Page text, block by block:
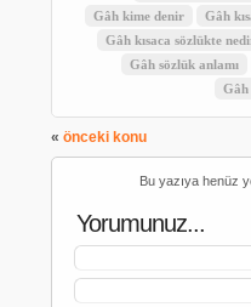
Gâh kime denir
Gâh
Gâh kısaca sözlükte
Gâh sözlük anlamı
« önceki konu
Bu yazıya henüz
Yorumunuz...